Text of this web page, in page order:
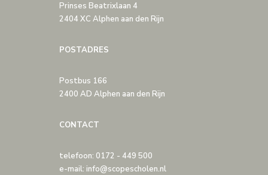
Prinses Beatrixlaan 4
2404 XC Alphen aan den Rijn
POSTADRES
Postbus 166
2400 AD Alphen aan den Rijn
CONTACT
telefoon: 0172 - 449 500
e-mail: info@scopescholen.nl